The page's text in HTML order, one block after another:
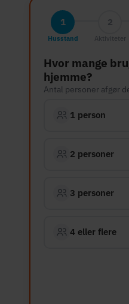
1
Husstand
2
Aktiviteter
Hvor mange
hjemme?
Antal personer afgør
1 person
2 personer
3 personer
4 eller flere